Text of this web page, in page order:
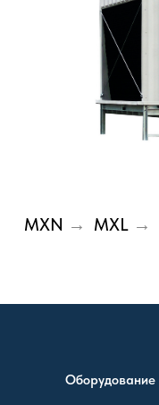
MXN → MXL →
Оборудование